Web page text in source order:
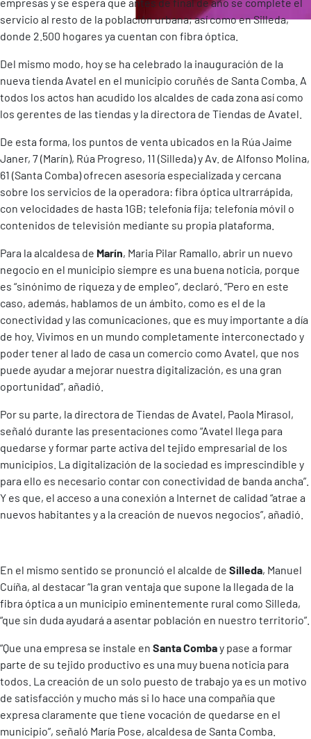
empresas y se espera que antes de final de año se complete el
servicio al resto de la población urbana; así como en Silleda,
donde 2.500 hogares ya cuentan con fibra óptica.
Del mismo modo, hoy se ha celebrado la inauguración de la
nueva tienda Avatel en el municipio coruñés de Santa Comba. A
todos los actos han acudido los alcaldes de cada zona así como
los gerentes de las tiendas y la directora de Tiendas de Avatel.
De esta forma, los puntos de venta ubicados en la Rúa Jaime
Janer, 7 (Marín), Rúa Progreso, 11 (Silleda) y Av. de Alfonso Molina,
61 (Santa Comba) ofrecen asesoría especializada y cercana
sobre los servicios de la operadora: fibra óptica ultrarrápida,
con velocidades de hasta 1GB; telefonía fija; telefonía móvil o
contenidos de televisión mediante su propia plataforma.
Para la alcaldesa de Marín, Maria Pilar Ramallo, abrir un nuevo
negocio en el municipio siempre es una buena noticia, porque
es “sinónimo de riqueza y de empleo”, declaró. “Pero en este
caso, además, hablamos de un ámbito, como es el de la
conectividad y las comunicaciones, que es muy importante a día
de hoy. Vivimos en un mundo completamente interconectado y
poder tener al lado de casa un comercio como Avatel, que nos
puede ayudar a mejorar nuestra digitalización, es una gran
oportunidad”, añadió.
Por su parte, la directora de Tiendas de Avatel, Paola Mirasol,
señaló durante las presentaciones como “Avatel llega para
quedarse y formar parte activa del tejido empresarial de los
municipios. La digitalización de la sociedad es imprescindible y
para ello es necesario contar con conectividad de banda ancha”.
Y es que, el acceso a una conexión a Internet de calidad “atrae a
nuevos habitantes y a la creación de nuevos negocios”, añadió.
En el mismo sentido se pronunció el alcalde de Silleda, Manuel
Cuíña, al destacar “la gran ventaja que supone la llegada de la
fibra óptica a un municipio eminentemente rural como Silleda,
“que sin duda ayudará a asentar población en nuestro territorio”.
“Que una empresa se instale en Santa Combay pase a formar
parte de su tejido productivo es una muy buena noticia para
todos. La creación de un solo puesto de trabajo ya es un motivo
de satisfacción y mucho más si lo hace una compañía que
expresa claramente que tiene vocación de quedarse en el
municipio”, señaló María Pose, alcaldesa de Santa Comba.